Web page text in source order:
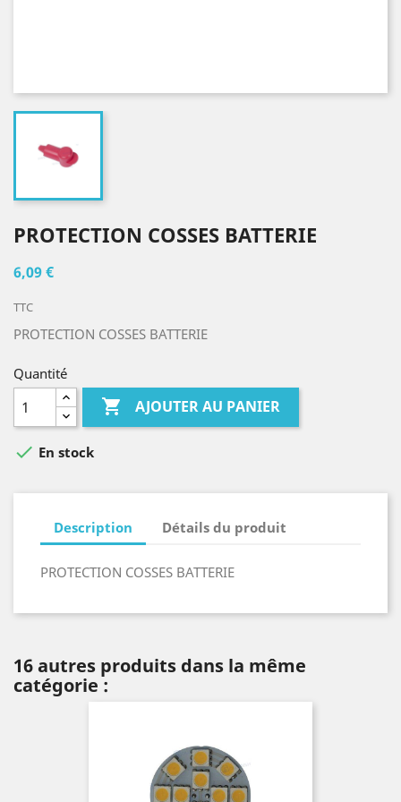
PROTECTION COSSES BATTERIE
6,09 €
TTC
PROTECTION COSSES BATTERIE
Quantité
 AJOUTER AU PANIER
 En stock
Description Détails du produit
PROTECTION COSSES BATTERIE
16 autres produits dans la même
catégorie :